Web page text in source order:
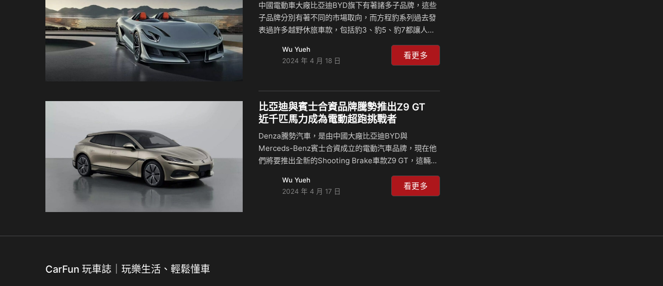
bZ3C以及…
中國電動車大廠比亞迪BYD旗下有著諸多子品牌，這些
子品牌分別有著不同的市場取向，而方程豹系列過去發
表過許多越野休旅車款，包括豹3、豹5、豹7都讓人眼
推出了全新的Super 9速度跑車，代表了該品牌大膽的
設計嘗試，更是比亞迪在全球高端汽車市場中的一個重
數據引起了大家的關注關注。 方程豹在中國舉辦了一場
盛大活動，其中包含了一輛名為Super 9的跑車以及兩
款全新的SUV，但是沒人在意那兩款休旅車的消息，因
擋風玻璃設計，這是比亞迪設計總監…
Wu Yueh
2024 年 4 月 18 日
看更多
比亞迪與賓士合資品牌騰勢推出Z9 GT
近千匹馬力成為電動超跑挑戰者
Denza騰勢汽車，是由中國大廠比亞迪BYD與
Merceds-Benz賓士合資成立的電動汽車品牌，現在他
們將要推出全新的Shooting Brake車款Z9 GT，這輛車
巨大關注，Z9 GT不僅展現了該品牌電動汽車技術的最
新進展，也是他們在高性能電動汽車領域的重要一步。
3,125mm，Z9 GT這樣的大小直接超越了競爭對手保時
Wu Yueh
2024 年 4 月 17 日
看更多
CarFun 玩車誌｜玩樂生活、輕鬆懂車